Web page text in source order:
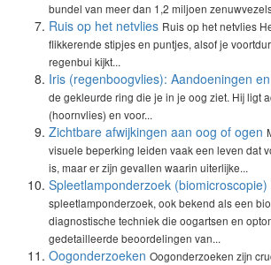
bundel van meer dan 1,2 miljoen
Ruis op het netvlies Ruis op het netvlies
flikkerende stipjes en puntjes, alsof je
regenbui kijkt...
Iris (regenboogvlies): Aandoeningen
de gekleurde ring die je in je oog ziet. Hij ligt
(hoornvlies) en voor...
Zichtbare afwijkingen aan oog of ogen
visuele beperking leiden vaak een leven dat
is, maar er zijn gevallen waarin uiterlijke...
Spleetlamponderzoek (biomicroscopie)
spleetlamponderzoek, ook bekend als een
diagnostische techniek die oogartsen en
gedetailleerde beoordelingen van...
Oogonderzoeken Oogonderzoeken zijn